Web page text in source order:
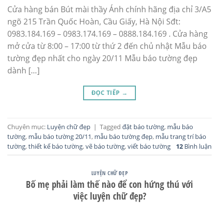
Cửa hàng bán Bút mài thầy Ánh chính hãng địa chỉ 3/A5
ngõ 215 Trần Quốc Hoàn, Cầu Giấy, Hà Nội Sđt:
0983.184.169 – 0983.174.169 – 0888.184.169 . Cửa hàng
mở cửa từ 8:00 – 17:00 từ thứ 2 đến chủ nhật Mẫu báo
tường đẹp nhất cho ngày 20/11 Mẫu báo tường đẹp
dành […]
ĐỌC TIẾP →
Chuyên mục: Luyện chữ đẹp | Tagged đặt báo tường, mẫu báo
tường, mẫu báo tường 20/11, mẫu báo tường đẹp, mẫu trang trí báo
tường,thiết kế báo tường,vẽ báo tường,viết báo tường 12 Bình luận
LUYỆN CHỮ ĐẸP
Bố mẹ phải làm thế nào để con hứng thú với
việc luyện chữ đẹp?